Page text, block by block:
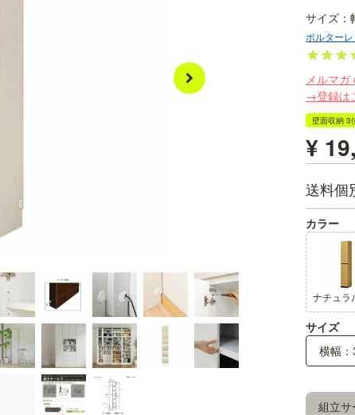
ポルター
メルマガ
→登録は
壁面収納 3
¥
送料個
カラー
サイズ
横幅
組立サ